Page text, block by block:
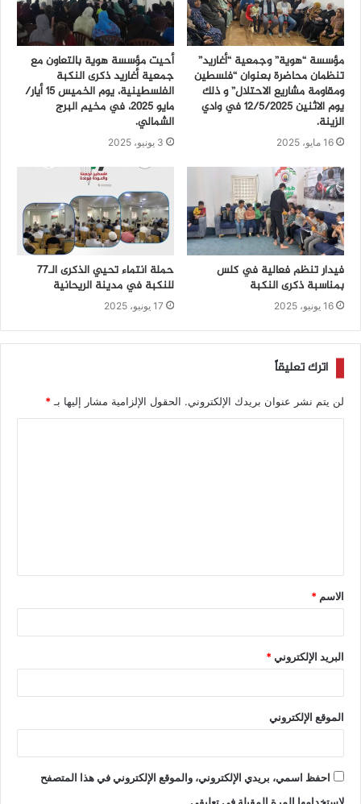
مؤسسة “هوية” وجمعية “أغاريد”
تنظمان محاضرة بعنوان “فلسطين
ومقاومة مشاريع الاحتلال” و ذلك
يوم الاثنين 12/5/2025 في وادي
الزينة.
16 مايو، 2025
أحيت مؤسسة هوية بالتعاون مع
جمعية أغاريد ذكرى النكبة
الفلسطينية، يوم الخميس 15 أيار/
مايو 2025، في مخيم البرج
الشمالي.
3 يونيو، 2025
فيدار تنظم فعالية في كلس
بمناسبة ذكرى النكبة
16 يونيو، 2025
حملة انتماء تحيي الذكرى الـ77
للنكبة في مدينة الريحانية
17 يونيو، 2025
اترك تعليقاً
لن يتم نشر عنوان بريدك الإلكتروني. الحقول الإلزامية مشار إليها بـ *
الاسم *
البريد الإلكتروني*
الموقع الإلكتروني
احفظ اسمي، بريدي الإلكتروني، والموقع الإلكتروني في هذا المتصفح